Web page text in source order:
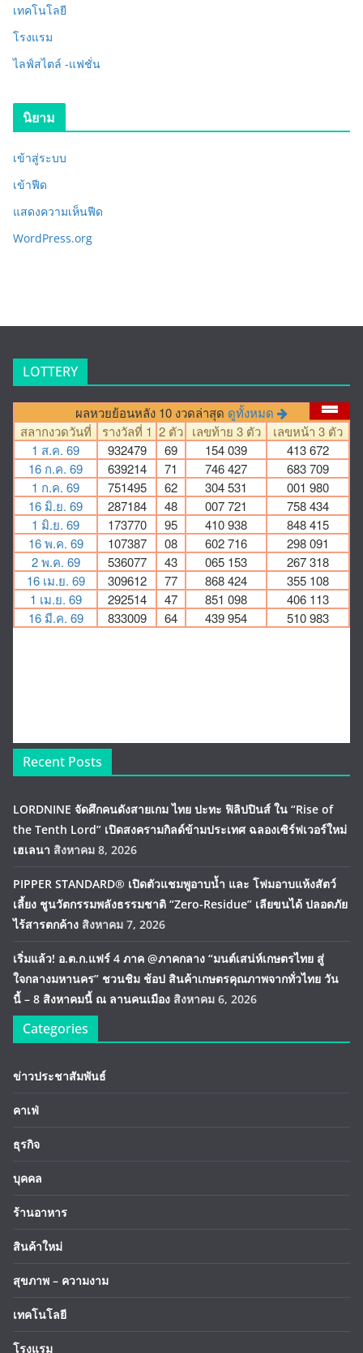
เทคโนโลยี
โรงแรม
ไลฟ์สไตล์ -แฟชั่น
นิยาม
เข้าสู่ระบบ
เข้าฟีด
แสดงความเห็นฟีด
WordPress.org
LOTTERY
Recent Posts
LORDNINE จัดศึกคนดังสายเกม ไทย ปะทะ ฟิลิปปินส์ ใน “Rise of
the Tenth Lord” เปิดสงครามกิลด์ข้ามประเทศ ฉลองเซิร์ฟเวอร์ใหม่
เฮเลนา สิงหาคม 8, 2026
PIPPER STANDARD® เปิดตัวแชมพูอาบน้ำ และ โฟมอาบแห้งสัตว์
เลี้ยง ชูนวัตกรรมพลังธรรมชาติ “Zero-Residue” เลียขนได้ ปลอดภัย
ไร้สารตกค้าง สิงหาคม 7, 2026
เริ่มแล้ว! อ.ต.ก.แฟร์ 4 ภาค @ภาคกลาง “มนต์เสน่ห์เกษตรไทย สู่
ใจกลางมหานคร” ชวนชิม ช้อป สินค้าเกษตรคุณภาพจากทั่วไทย วัน
นี้ – 8 สิงหาคมนี้ ณ ลานคนเมือง สิงหาคม 6, 2026
Categories
ข่าวประชาสัมพันธ์
คาเฟ่
ธุรกิจ
บุคคล
ร้านอาหาร
สินค้าใหม่
สุขภาพ – ความงาม
เทคโนโลยี
โรงแรม